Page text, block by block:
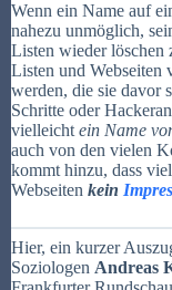
Wenn ein Name auf
nahezu unmöglich,
Listen wieder löschen
Listen und Webseiten
werden, die sie davor
Schritte oder
vielleicht ein Name
auch von den vielen
kommt hinzu, dass
Webseiten kein
Hier, ein kurzer
Soziologen Andreas